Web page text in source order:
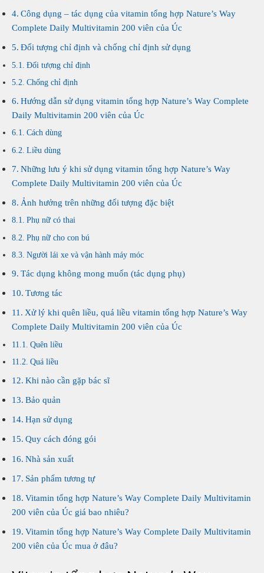
Công dụng – tác dụng của vitamin tổng hợp Nature’s Way
Complete Daily Multivitamin 200 viên của Úc
Đối tượng chỉ định và chống chỉ định sử dụng
Đối tượng chỉ định
Chống chỉ định
Hướng dẫn sử dụng vitamin tổng hợp Nature’s Way Complete
Daily Multivitamin 200 viên của Úc
Cách dùng
Liều dùng
Những lưu ý khi sử dụng vitamin tổng hợp Nature’s Way
Complete Daily Multivitamin 200 viên của Úc
Ảnh hưởng trên những đối tượng đặc biệt
Phụ nữ có thai
Phụ nữ cho con bú
Người lái xe và vận hành máy móc
Tác dụng không mong muốn (tác dụng phụ)
Tương tác
Xử lý khi quên liều, quá liều vitamin tổng hợp Nature’s Way
Complete Daily Multivitamin 200 viên của Úc
Quên liều
Quá liều
Khi nào cần gặp bác sĩ
Bảo quản
Hạn sử dụng
Quy cách đóng gói
Nhà sản xuất
Sản phẩm tương tự
Vitamin tổng hợp Nature’s Way Complete Daily Multivitamin
200 viên của Úc giá bao nhiêu?
Vitamin tổng hợp Nature’s Way Complete Daily Multivitamin
200 viên của Úc mua ở đâu?